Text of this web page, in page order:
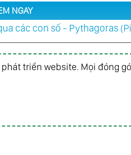
NGAY
các con số - Pythagoras
triển website. Mọi đóng